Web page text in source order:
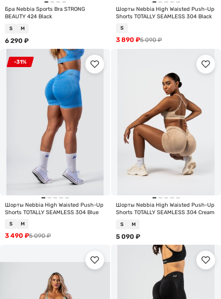
Бра Nebbia Sports Bra STRONG
BEAUTY 424 Black
S M
6 290 ₽
Шорты Nebbia High Waisted Push-Up
Shorts TOTALLY SEAMLESS 304 Black
S
5 090₽
3 890 ₽
-31%
Шорты Nebbia High Waisted Push-Up
Shorts TOTALLY SEAMLESS 304 Blue
S M
5 090₽
3 490 ₽
Шорты Nebbia High Waisted Push-Up
Shorts TOTALLY SEAMLESS 304 Cream
S M
5 090 ₽